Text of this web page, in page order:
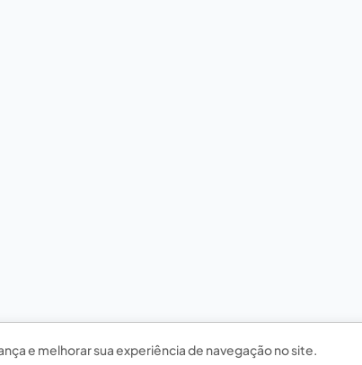
e melhorar sua experiência de navegação no site.